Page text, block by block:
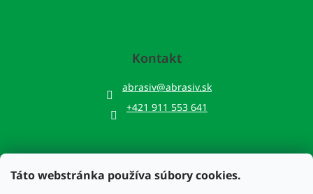
Táto webstránka používa súbory cookies.
Kontakt
abrasiv@abrasiv.sk
+421 911 553 641
Prijímame online platby